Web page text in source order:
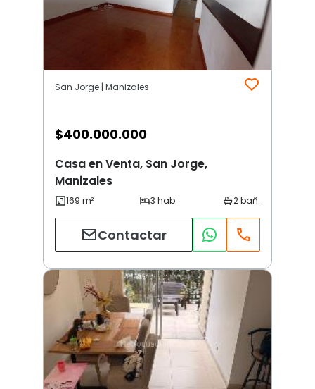
San Jorge | Manizales
$400.000.000
Casa en Venta, San Jorge,
Manizales
Contactar